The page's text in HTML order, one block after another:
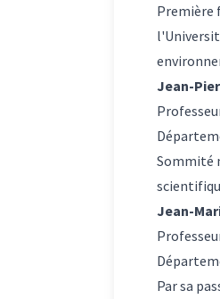
Première
Jean-
Sommité
Jean-
Par sa